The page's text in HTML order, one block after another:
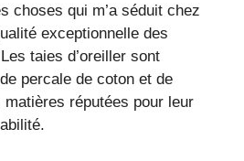
choses qui m’a séduit chez
exceptionnelle des
taies d’oreiller sont
percale de coton et de
réputées pour leur